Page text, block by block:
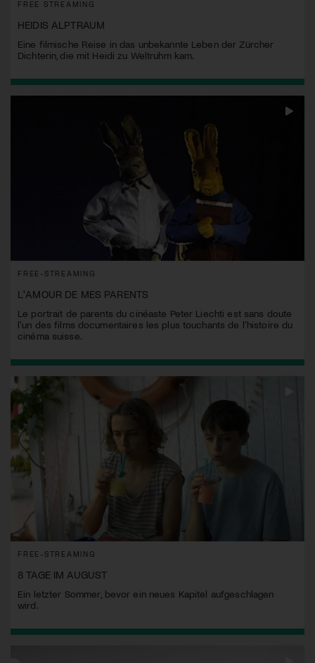
FREE STREAMING
HEIDIS ALPTRAUM
Eine filmische Reise in das unbekannte Leben der Zürcher
Dichterin, die mit Heidi zu Weltruhm kam.
FREE-STREAMING
L'AMOUR DE MES PARENTS
Le portrait de parents du cinéaste Peter Liechti est sans doute
l'un des films documentaires les plus touchants de l'histoire du
cinéma suisse.
FREE-STREAMING
8 TAGE IM AUGUST
Ein letzter Sommer, bevor ein neues Kapitel aufgeschlagen
wird.